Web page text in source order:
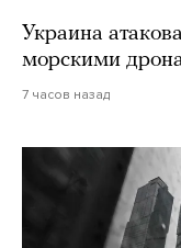
Украина
морскими
7 часов назад